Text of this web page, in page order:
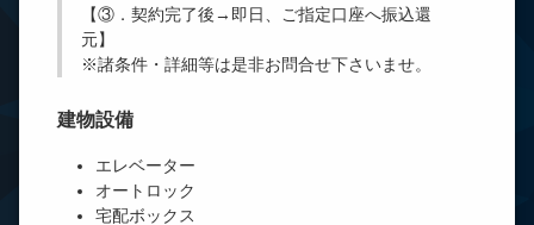
【③．契約完了後→即日、ご指定口座へ振込還
元】
※諸条件・詳細等は是非お問合せ下さいませ。
建物設備
エレベーター
オートロック
宅配ボックス